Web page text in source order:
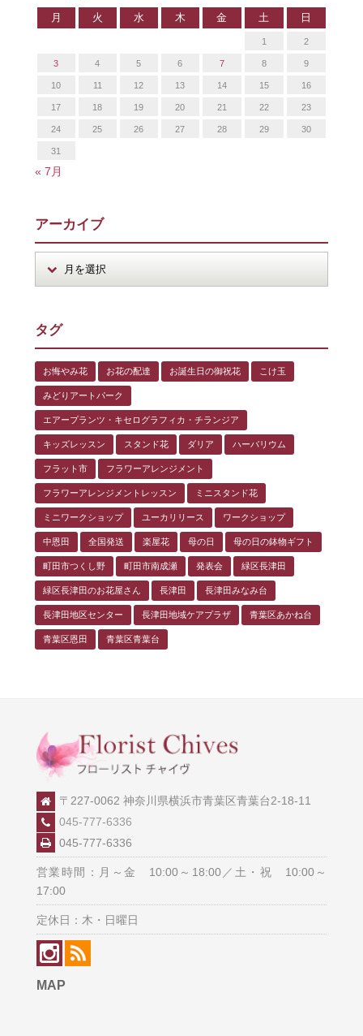
月 火 水 木 金 土 日
1 2
3 4 5 6 7 8 9
10 11 12 13 14 15 16
17 18 19 20 21 22 23
24 25 26 27 28 29 30
31
« 7月
アーカイブ
タグ
お悔やみ花 お花の配達 お誕生日の御祝花 こけ玉
みどりアートパーク
エアープランツ・キセログラフィカ・チランジア
キッズレッスン スタンド花 ダリア ハーバリウム
フラット市 フラワーアレンジメント
フラワーアレンジメントレッスン ミニスタンド花
ミニワークショップ ユーカリリース ワークショップ
中恩田 全国発送 楽屋花 母の日 母の日の鉢物ギフト
町田市つくし野 町田市南成瀬 発表会 緑区長津田
緑区長津田のお花屋さん 長津田 長津田みなみ台
長津田地区センター 長津田地域ケアプラザ 青葉区あかね台
青葉区恩田 青葉区青葉台
〒227-0062 神奈川県横浜市青葉区青葉台2-18-11
045-777-6336
045-777-6336
営業時間：月～金 10:00～18:00／土・祝 10:00～
17:00
定休日：木・日曜日
MAP